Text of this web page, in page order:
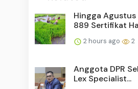
Hingga
889 Sertifikat
2 hours ago 2
Anggota DPR
Lex Specialist...